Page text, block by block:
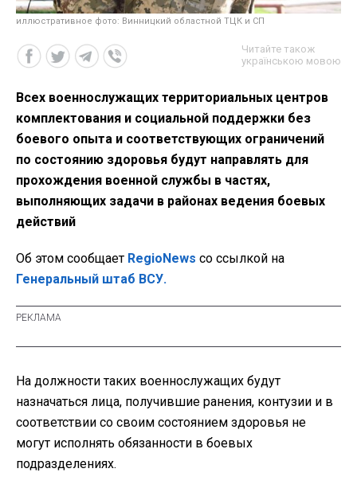
иллюстративное фото: Винницкий областной ТЦК и СП
Читайте також
українською мовою
Всех военнослужащих территориальных центров
комплектования и социальной поддержки без
боевого опыта и соответствующих ограничений
по состоянию здоровья будут направлять для
прохождения военной службы в частях,
выполняющих задачи в районах ведения боевых
действий
Об этом сообщает RegioNews со ссылкой на
Генеральный штаб ВСУ.
На должности таких военнослужащих будут
назначаться лица, получившие ранения, контузии и в
соответствии со своим состоянием здоровья не
могут исполнять обязанности в боевых
подразделениях.